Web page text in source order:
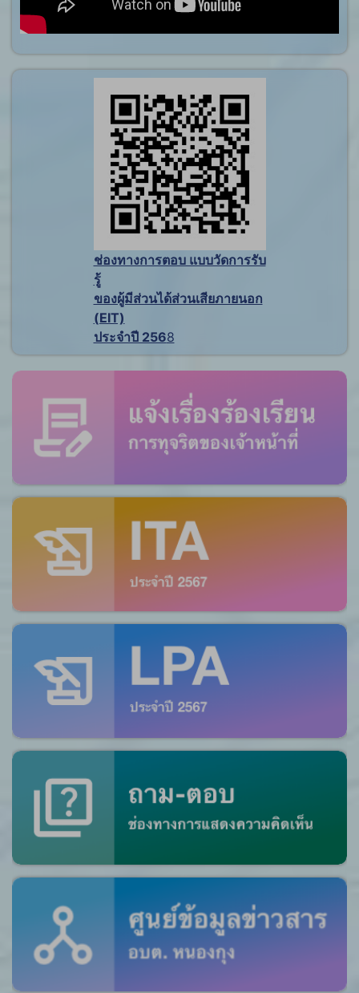
ช่องทางการตอบ แบบวัดการรับ
รู้
ของผู้มีส่วนได้ส่วนเสียภายนอก
(EIT)
ประจำปี 2568